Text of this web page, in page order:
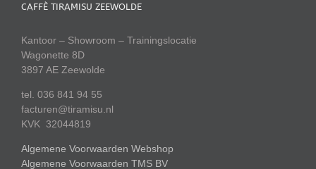
CAFFÈ TIRAMISU ZEEWOLDE
Kantoor – Showroom – Trainingslocatie
Wagonette 8D
3897 AE Zeewolde
tel. 036 841 94 55
facturen@tiramisu.nl
KVK 32044819
Algemene Voorwaarden Webshop
Algemene Voorwaarden TMS BV